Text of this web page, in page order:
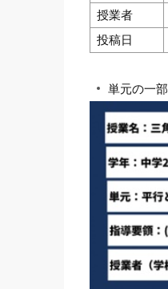
授業者
投稿日
単元の一部